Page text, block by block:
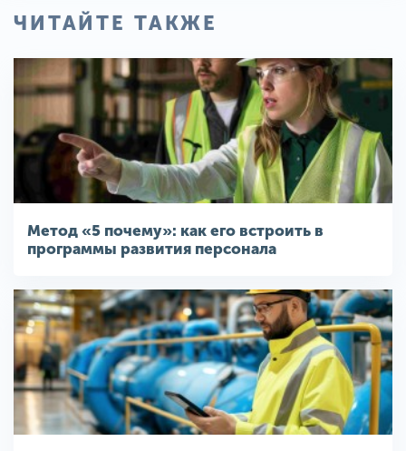
ЧИТАЙТЕ ТАКЖЕ
Метод «5 почему»: как его встроить в
программы развития персонала